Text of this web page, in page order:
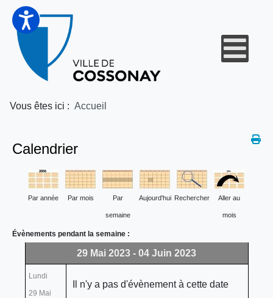
Vous êtes ici : Accueil
Calendrier
Par année Par mois Par
semaine
Aujourd'hui Rechercher Aller au
mois
Évènements pendant la semaine :
29 Mai 2023 - 04 Juin 2023
Lundi
29 Mai
Il n'y a pas d'évènement à cette date